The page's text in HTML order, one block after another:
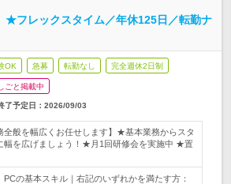
★フレックスタイム／年休125日／転勤ナ
OK 急募 転勤なし 完全週休2日制
ごと掲載中
了予定日： 2026/09/03
全般を幅広くお任せします】★基本業務からスタ
幅を広げましょう！★月1回研修会を実施中 ★置
の基本スキル｜右記のいずれかを満たす方：